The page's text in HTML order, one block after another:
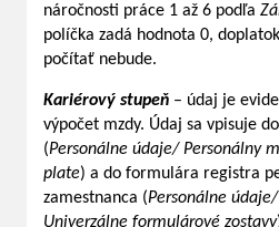
náročnosti práce 1 až 6 podľa
políčka zadá hodnota 0,
počítať nebude.
Kariérový stupeň – údaj je
výpočet mzdy. Údaj sa vpisuje
(Personálne údaje/ Personálny
plate) a do formulára registra
zamestnanca (Personálne
Univerzálne formulárové zostavy